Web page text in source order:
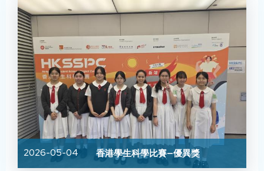
2026-05-04 香港學生科學比賽—優異獎